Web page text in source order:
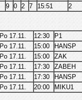
9 0 2 7 15:51 2
Po 17.11. 12:30
P1
Po 17.11. 15:00
HANSP
Po 17.11. 15:00
ZAK
Po 17.11. 17:30
ZABEH
Po 17.11. 17:30
HANSP
Po 17.11. 20:00 MIKU1